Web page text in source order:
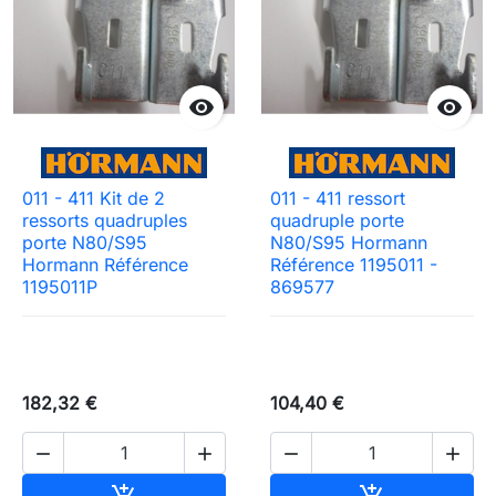

011 - 411 Kit de 2
ressorts quadruples
porte N80/S95
Hormann Référence
1195011P
182,32 €
 

011 - 411 ressort
quadruple porte
N80/S95 Hormann
Référence 1195011 -
869577
104,40 €
 